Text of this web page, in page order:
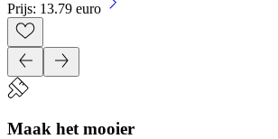
Prijs: 13.79 euro
Maak het mooier